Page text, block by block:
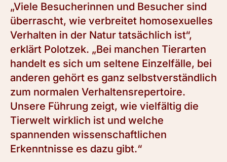
„Viele Besucherinnen und Besucher sind
überrascht, wie verbreitet homosexuelles
Verhalten in der Natur tatsächlich ist“,
erklärt Polotzek. „Bei manchen Tierarten
handelt es sich um seltene Einzelfälle, bei
anderen gehört es ganz selbstverständlich
zum normalen Verhaltensrepertoire.
Unsere Führung zeigt, wie vielfältig die
Tierwelt wirklich ist und welche
spannenden wissenschaftlichen
Erkenntnisse es dazu gibt.“